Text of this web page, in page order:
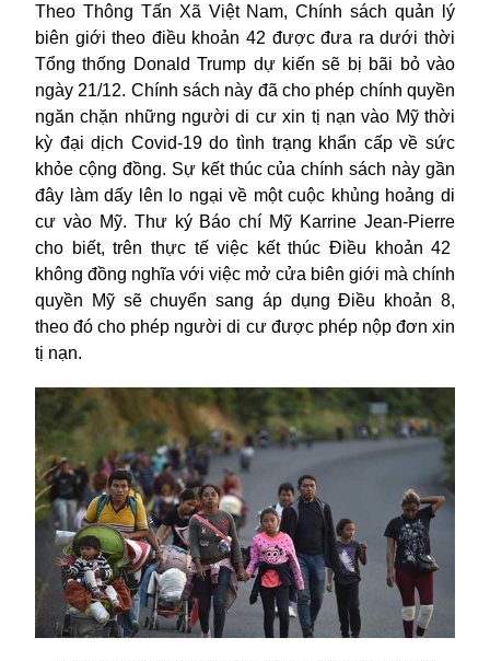
Theo Thông Tấn Xã Việt Nam, Chính sách quản lý
biên giới theo điều khoản 42 được đưa ra dưới thời
Tổng thống Donald Trump dự kiến sẽ bị bãi bỏ vào
ngày 21/12. Chính sách này đã cho phép chính quyền
ngăn chặn những người di cư xin tị nạn vào Mỹ thời
kỳ đại dịch Covid-19 do tình trạng khẩn cấp về sức
khỏe cộng đồng. Sự kết thúc của chính sách này gần
đây làm dấy lên lo ngại về một cuộc khủng hoảng di
cư vào Mỹ. Thư ký Báo chí Mỹ Karrine Jean-Pierre
cho biết, trên thực tế việc kết thúc Điều khoản 42
không đồng nghĩa với việc mở cửa biên giới mà chính
quyền Mỹ sẽ chuyển sang áp dụng Điều khoản 8,
theo đó cho phép người di cư được phép nộp đơn xin
tị nạn.